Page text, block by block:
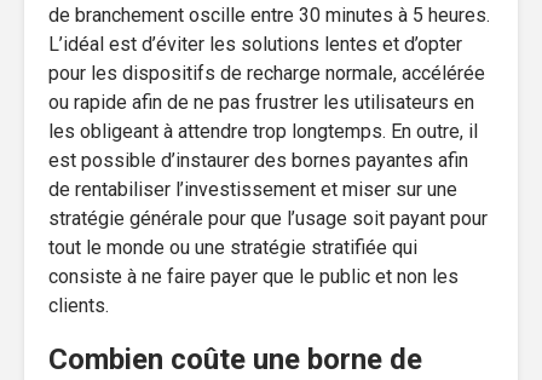
de branchement oscille entre 30 minutes à 5 heures.
L’idéal est d’éviter les solutions lentes et d’opter
pour les dispositifs de recharge normale, accélérée
ou rapide afin de ne pas frustrer les utilisateurs en
les obligeant à attendre trop longtemps. En outre, il
est possible d’instaurer des bornes payantes afin
de rentabiliser l’investissement et miser sur une
stratégie générale pour que l’usage soit payant pour
tout le monde ou une stratégie stratifiée qui
consiste à ne faire payer que le public et non les
clients.
Combien coûte une borne de